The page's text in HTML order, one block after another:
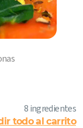
8 ingredientes
todo al carrito